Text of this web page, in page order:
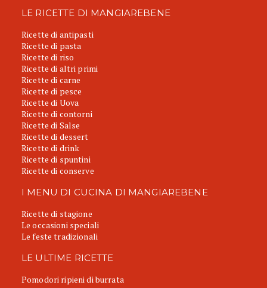
LE RICETTE DI MANGIAREBENE
Ricette di antipasti
Ricette di pasta
Ricette di riso
Ricette di altri primi
Ricette di carne
Ricette di pesce
Ricette di Uova
Ricette di contorni
Ricette di Salse
Ricette di dessert
Ricette di drink
Ricette di spuntini
Ricette di conserve
I MENU DI CUCINA DI MANGIAREBENE
Ricette di stagione
Le occasioni speciali
Le feste tradizionali
LE ULTIME RICETTE
Pomodori ripieni di burrata